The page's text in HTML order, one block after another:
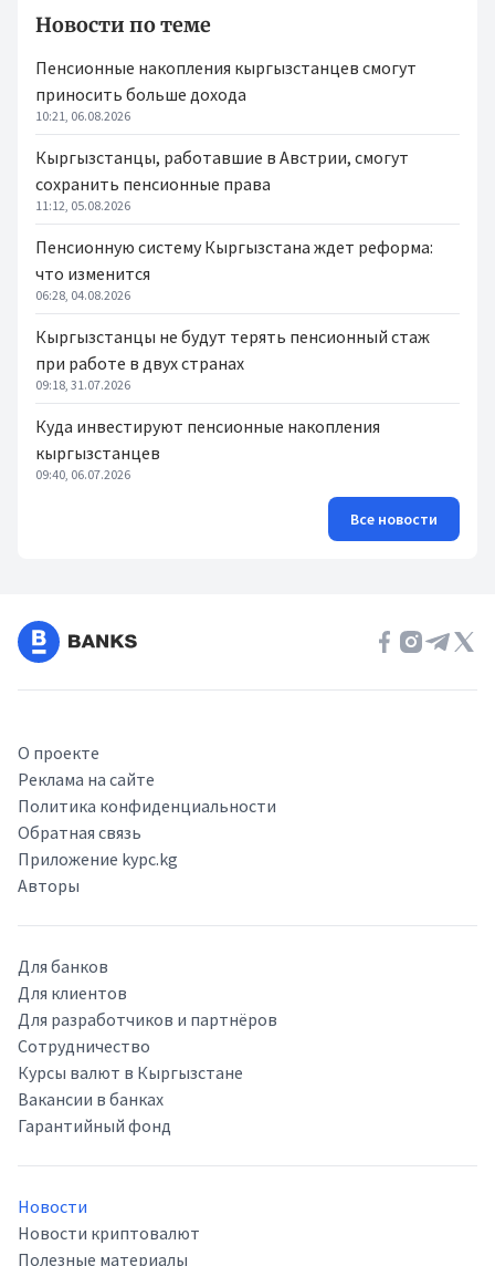
Новости по теме
Пенсионные накопления кыргызстанцев смогут
приносить больше дохода
10:21, 06.08.2026
Кыргызстанцы, работавшие в Австрии, смогут
сохранить пенсионные права
11:12, 05.08.2026
Пенсионную систему Кыргызстана ждет реформа:
что изменится
06:28, 04.08.2026
Кыргызстанцы не будут терять пенсионный стаж
при работе в двух странах
09:18, 31.07.2026
Куда инвестируют пенсионные накопления
кыргызстанцев
09:40, 06.07.2026
Все новости
О проекте
Реклама на сайте
Политика конфиденциальности
Обратная связь
Приложение kypc.kg
Авторы
Для банков
Для клиентов
Для разработчиков и партнёров
Сотрудничество
Курсы валют в Кыргызстане
Вакансии в банках
Гарантийный фонд
Новости
Новости криптовалют
Полезные материалы